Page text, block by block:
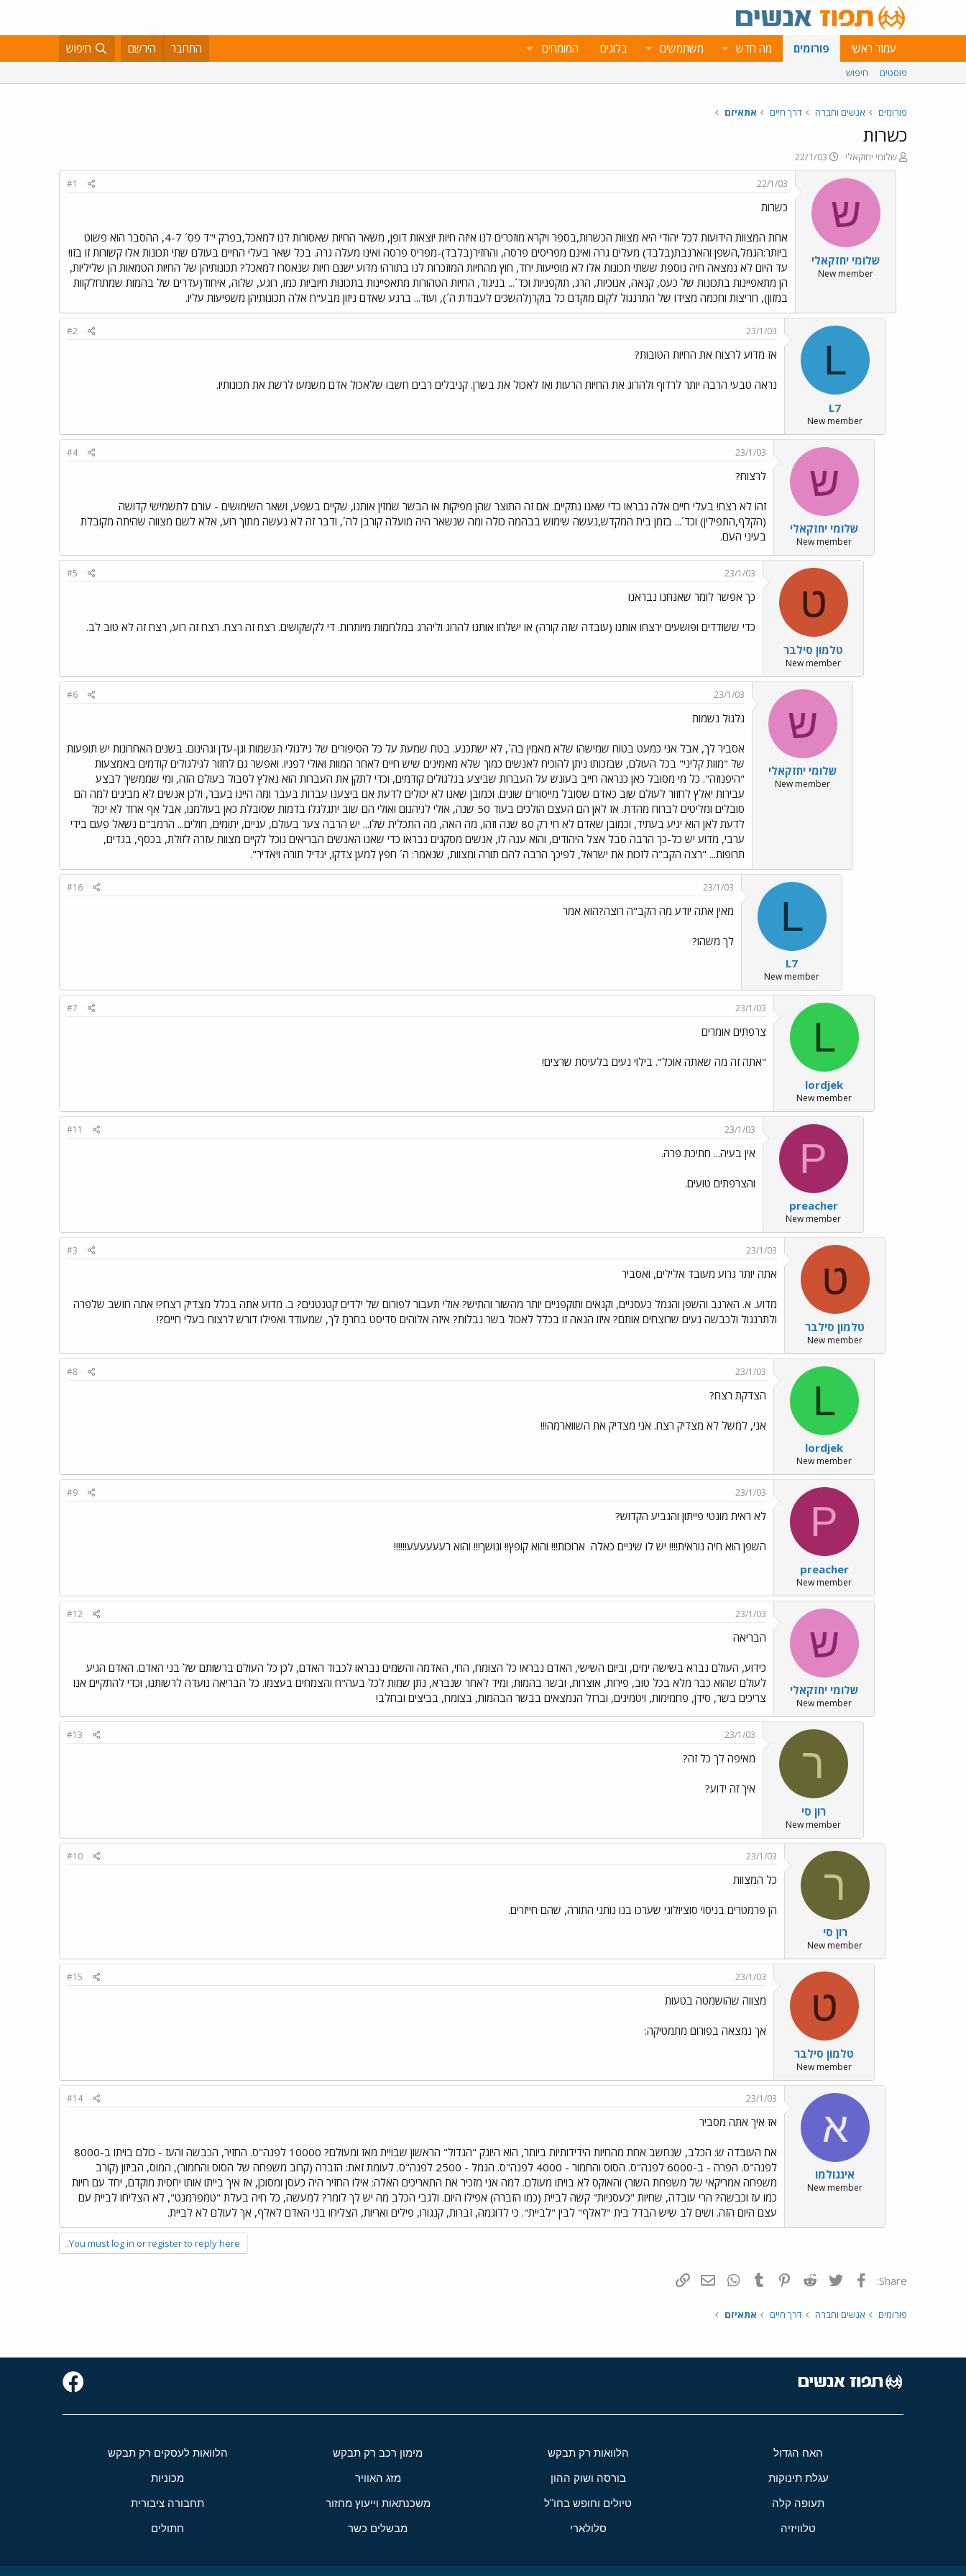
עמוד ראשי פורומים מה חדש משתמשים בלוגים המומחים התחבר הירשם חיפוש
פוסטים חיפוש
פורומים אנשים וחברה דרך חיים אתאיזם
כשרות
פ
ו
שלומי יחזקאלי
פ
ו
ר
א
ר
י
22/1/03
ש
שלומי יחזקאלי
New member
22/1/03
#1
כשרות
אחת המצוות הידועות לכל יהודי היא מצוות הכשרות,בספר ויקרא מוזכרים לנו איזה חיות יוצאות דופן, משאר החיות שאסורות לנו למאכל,בפרק י"ד פס´ 4-7, ההסבר הוא פשוט
ביותר:הגמל,השפן והארנבת(בלבד) מעלים גרה ואינם מפריסים פרסה, והחזיר(בלבד)-מפריס פרסה ואינו מעלה גרה. בכל שאר בעלי החיים בעולם שתי תכונות אלו קשורות זו בזו!
עד היום לא נמצאה חיה נוספת ששתי תכונות אלו לא מופיעות יחד, חוץ מהחיות המוזכרות לנו בתורה! מדוע ישנם חיות שנאסרו למאכל? תכונותיהן של החיות הטמאות הן שליליות,
הן מתאפיינות בתכונות של כעס, קנאה, אנוכיות, הרג, תוקפניות וכד´... בניגוד, החיות הטהורות מתאפיינות בתכונות חיוביות כמו, רוגע, שלוה, איחוד(עדרים של בהמות שמתחלקוות
במזון), חריצות וחכמה מצידו של התרנגול לקום מוקדם כל בוקר(להשכים לעבודת ה´), ועוד... ברגע שאדם ניזון מבע"ח אלה תכונותיהן משפיעות עליו.
L
L7
New member
23/1/03
#2
אז מדוע לרצוח את החיות הטובות?
נראה טבעי הרבה יותר לרדוף ולהרוג את החיות הרעות ואז לאכול את בשרן. קניבלים רבים חשבו שלאכול אדם משמעו לרשת את תכונותיו.
ש
שלומי יחזקאלי
New member
23/1/03
#4
לרצוח?
זהו לא רצח! בעלי חיים אלה נבראו כדי שאנו נתקיים. אם זה התוצר שהן מפיקות או הבשר שמזין אותנו, שקיים בשפע, ושאר השימושים - עורם לתשמישי קדושה
(הקלף,התפילין) וכד´... בזמן בית המקדש,נעשה שימוש בבהמה כולה ומה שנשאר היה מועלה קורבן לה´, ודבר זה לא נעשה מתוך רוע, אלא לשם מצווה שהיתה מקובלת
בעיני העם.
ט
טלמון סילבר
New member
23/1/03
#5
כך אפשר לומר שאנחנו נבראנו
כדי ששודדים ופושעים ירצחו אותנו (עובדה שזה קורה) או ישלחו אותנו להרוג וליהרג במלחמות מיותרות. די לקשקושים. רצח זה רצח. רצח זה רוע, רצח זה לא טוּב לב.
ש
שלומי יחזקאלי
New member
23/1/03
#6
גלגול נשמות
אסביר לך, אבל אני כמעט בטוח שמישהו שלא מאמין בה´, לא ישתכנע. בטח שמעת על כל הסיפורים של גילגולי הנשמות וגן-עדן וגהינום. בשנים האחרונות יש תופעות
של "מוות קליני" בכל העולם, שבזכותו ניתן להוכיח לאנשים כמוך שלא מאמינים שיש חיים לאחר המוות ואולי לפניו. ואפשר גם לחזור לגילגולים קודמים באמצעות
"היפנוזה". כל מי מסובל כאן כנראה חייב בעונש על העברות שביצע בגלגולים קודמים, וכדי לתקן את העברות הוא נאלץ לסבול בעולם הזה, ומי שממשיך לבצע
עבירות יאלץ לחזור לעולם שוב כאדם שסובל מייסורים שונים. וכמובן שאנו לא יכולים לדעת אם ביצענו עברות בעבר ומה היינו בעבר, ולכן אנשים לא מבינים למה הם
סובלים ומליטים לברוח מהדת. אז לאן הם העצם הולכים בעוד 50 שנה, אולי לגיהנום ואולי הם שוב יתגלגלו בדמות שסובלת כאן בעולמנו, אבל אף אחד לא יכול
לדעת לאן הוא יגיע בעתיד, וכמובן שאדם לא חי רק 80 שנה וזהו, מה האה, מה התכלית שלו... יש הרבה צער בעולם, עניים, יתומים, חולים... הרמב"ם נשאל פעם בידי
ערבי, מדוע יש כל-כך הרבה סבל אצל היהודים, והוא ענה לו, אנשים מסקנים נבראו כדי שאנו האנשים הבריאים נוכל לקיים מצוות עזרה לזולת, בכסף, בגדים,
תרופות... "רצה הקב"ה לזכות את ישראל, לפיכך הרבה להם תורה ומצוות, שנאמר: ה´ חפץ למען צדקו, יגדיל תורה ויאדיר".
L
L7
New member
23/1/03
#16
מאין אתה יודע מה הקב"ה רוצה?הוא אמר
לך משהו?
L
lordjek
New member
23/1/03
#7
צרפתים אומרים
"אתה זה מה שאתה אוכל". בילוי נעים בלעיסת שרצים!
P
preacher
New member
23/1/03
#11
אין בעיה... חתיכת פרה.
והצרפתים טועים.
ט
טלמון סילבר
New member
23/1/03
#3
אתה יותר גרוע מעובד אלילים, ואסביר
מדוע. א. הארנב והשפן והגמל כעסניים, וקנאים ותוקפניים יותר מהשור והתיש? אולי תעבור לפורום של ילדים קטנטנים? ב. מדוע אתה בכלל מצדיק רצח?! אתה חושב שלפרה
ולתרנגול ולכבשה נעים שרוצחים אותם? איזו הנאה זו בכלל לאכול בשר נבלות? איזה אלוהים סדיסט בחרתָ לך, שמעודד ואפילו דורש לרצוח בעלי חיים?!
L
lordjek
New member
23/1/03
#8
הצדקת רצח?
אני, למשל לא מצדיק רצח. אני מצדיק את השווארמה!!!
P
preacher
New member
23/1/03
#9
לא ראית מונטי פייתון והגביע הקדוש?
השפן הוא חיה נוראית!!!! יש לו שיניים כאלה ארוכות!!! והוא קופץ!! ונושך!!! והוא רעעעעעע!!!!!!
ש
שלומי יחזקאלי
New member
23/1/03
#12
הבריאה
כידוע, העולם נברא בשישה ימים, וביום השישי, האדם נברא! כל הצומח, החי, האדמה והשמים נבראו לכבוד האדם, לכן כל העולם ברשותם של בני האדם. האדם הגיע
לעולם שהוא כבר מלא בכל טוב, פירות, אוצרות, ובשר בהמות, ומיד לאחר שנברא, נתן שמות לכל בעה"ח והצמחים בעצמו. כל הבריאה נועדה לרשותנו, וכדי להתקיים אנו
צריכים בשר, סידן, פחמימות, ויטמינים, וברזל הנמצאים בבשר הבהמות, בצומח, בביצים ובחלב!
ר
רון סי
New member
23/1/03
#13
מאיפה לך כל זה?
איך זה ידוע?
ר
רון סי
New member
23/1/03
#10
כל המצוות
הן פרמטרים בניסוי סוציולוגי שערכו בנו נותני התורה, שהם חייזרים.
ט
טלמון סילבר
New member
23/1/03
#15
מצווה שהושמטה בטעות
אך נמצאה בפורום מתמטיקה:
א
אינגולמו
New member
23/1/03
#14
אז איך אתה מסביר
את העובדה ש: הכלב, שנחשב אחת מהחיות הידידותיות ביותר, הוא היונק "הגדול" הראשון שבויית מאז ומעולם? 10000 לפנה"ס. החזיר, הכבשה והעז - כולם בויתו ב-8000
לפנה"ס. הפרה - ב-6000 לפנה"ס. הסוס והחמור - 4000 לפנה"ס. הגמל - 2500 לפנה"ס. לעומת זאת: הזברה (קרוב משפחה של הסוס והחמור), המוס, הביזון (קורב
משפחה אמריקאי של משפחת השור) והאוקס לא בויתו מעולם. למה אני מזכיר את התאריכים האלה: אילו החזיר היה כעסן ומסוכן, אז איך בייתו אותו יחסית מוקדם, יחד עם חיות
כמו עז וכבשה? הרי עובדה, שחיות "כעסניות" קשה לביית (כמו הזברה) אפילו היום. ולגבי הכלב מה יש לך לומר? למעשה, כל חיה בעלת "טמפרמנט", לא הצליחו לביית עם
עצם היום הזה. ושים לב שיש הבדל בית "לאלף" לבין "לביית". כי לדוגמה, זברות, קנגורו, פילים ואריות, הצליחו בני האדם לאלף, אך לעולם לא לביית.
You must log in or register to reply here.
Share: פייסבוק Twitter
Reddit
Pinterest
Tumblr
WhatsAppדואר אלקטרוני
פורומים אנשים וחברה דרך חיים אתאיזם
האח הגדול הלוואות רק תבקש מימון רכב רק תבקש הלוואות לעסקים רק תבקש
עגלת תינוקות בורסה ושוק ההון מזג האוויר מכוניות
תעופה קלה טיולים וחופש בחו"ל משכנתאות וייעוץ מחזור תחבורה ציבורית
טלוויזיה סלולארי מבשלים כשר חתולים